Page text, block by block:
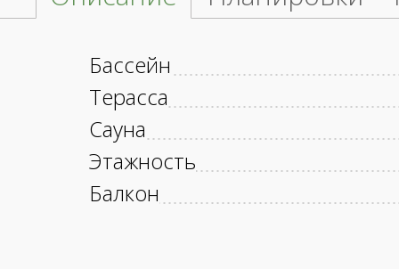
Бассейн
Терасса
Сауна
Этажность
Балкон